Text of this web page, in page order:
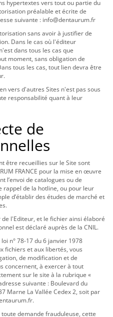
hypertextes vers tout ou partie du
préalable et écrite de
suivante : info@dentaurum.fr
sans avoir à justifier de
Dans le cas où l'éditeur
dans tous les cas que
moment, sans obligation de
tous les cas, tout lien devra être
vers d'autres Sites n'est pas sous
responsabilité quant à leur
de
être recueillies sur le Site sont
FRANCE pour la mise en œuvre
l’envoi de catalogues ou de
rappel de la hotline, ou pour leur
d’établir des études de marché et
l'Editeur, et le fichier ainsi élaboré
est déclaré auprès de la CNIL.
n° 78-17 du 6 janvier 1978
fichiers et aux libertés, vous
de modification et de
concernent, à exercer à tout
sur le site à la rubrique «
suivante : Boulevard du
Marne La Vallée Cedex 2, soit par
demande frauduleuse, cette